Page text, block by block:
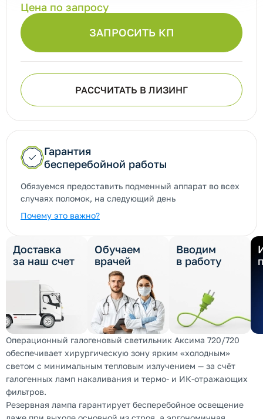
ЗАПРОСИТЬ КП
Цена по запросу
РАССЧИТАТЬ В ЛИЗИНГ
Гарантия
бесперебойной работы
Обязуемся предоставить подменный аппарат во всех
случаях поломок, на следующий день
Почему это важно?
Доставка
за наш счет
Обучаем
врачей
Вводим
в работу
Операционный галогеновый светильник Аксима 720/720
обеспечивает хирургическую зону ярким «холодным»
светом с минимальным тепловым излучением — за счёт
галогенных ламп накаливания и термо- и ИК-отражающих
фильтров.
Резервная лампа гарантирует бесперебойное освещение